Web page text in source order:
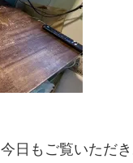
今日もご覧いただ